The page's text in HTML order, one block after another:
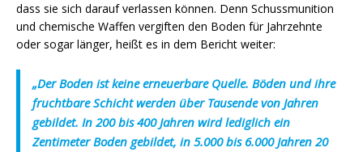
dass sie sich darauf verlassen können. Denn Schussmunition
und chemische Waffen vergiften den Boden für Jahrzehnte
oder sogar länger, heißt es in dem Bericht weiter:
„Der Boden ist keine erneuerbare Quelle. Böden und ihre
fruchtbare Schicht werden über Tausende von Jahren
gebildet. In 200 bis 400 Jahren wird lediglich ein
Zentimeter Boden gebildet, in 5.000 bis 6.000 Jahren 20